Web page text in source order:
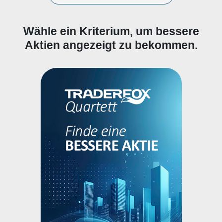
Wähle ein Kriterium, um bessere
Aktien angezeigt zu bekommen.